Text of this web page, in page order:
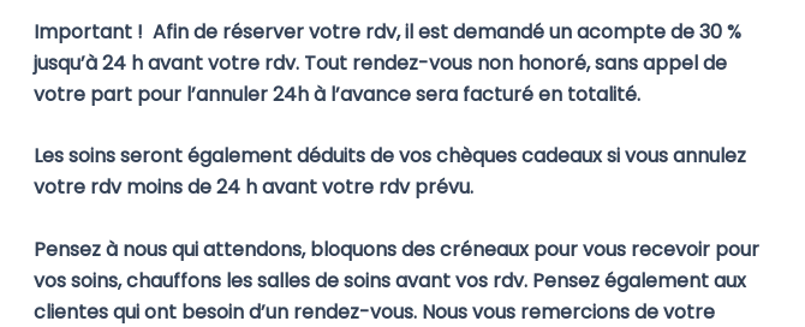
Important ! Afin de réserver votre rdv, il est demandé un acompte de 30 %
jusqu’à 24 h avant votre rdv. Tout rendez-vous non honoré, sans appel de
votre part pour l’annuler 24h à l’avance sera facturé en totalité.
Les soins seront également déduits de vos chèques cadeaux si vous annulez
votre rdv moins de 24 h avant votre rdv prévu.
Pensez à nous qui attendons, bloquons des créneaux pour vous recevoir pour
vos soins, chauffons les salles de soins avant vos rdv. Pensez également aux
clientes qui ont besoin d’un rendez-vous.Nous vous remercions de votre